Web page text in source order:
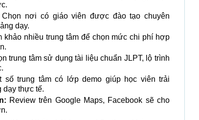
Chọn nơi có giáo viên được đào tạo chuyên
dạy.
khảo nhiều trung tâm để chọn mức chi phí hợp
trung tâm sử dụng tài liệu chuẩn JLPT, lộ trình
số trung tâm có lớp demo giúp học viên trải
dạy thực tế.
Review trên Google Maps, Facebook sẽ cho